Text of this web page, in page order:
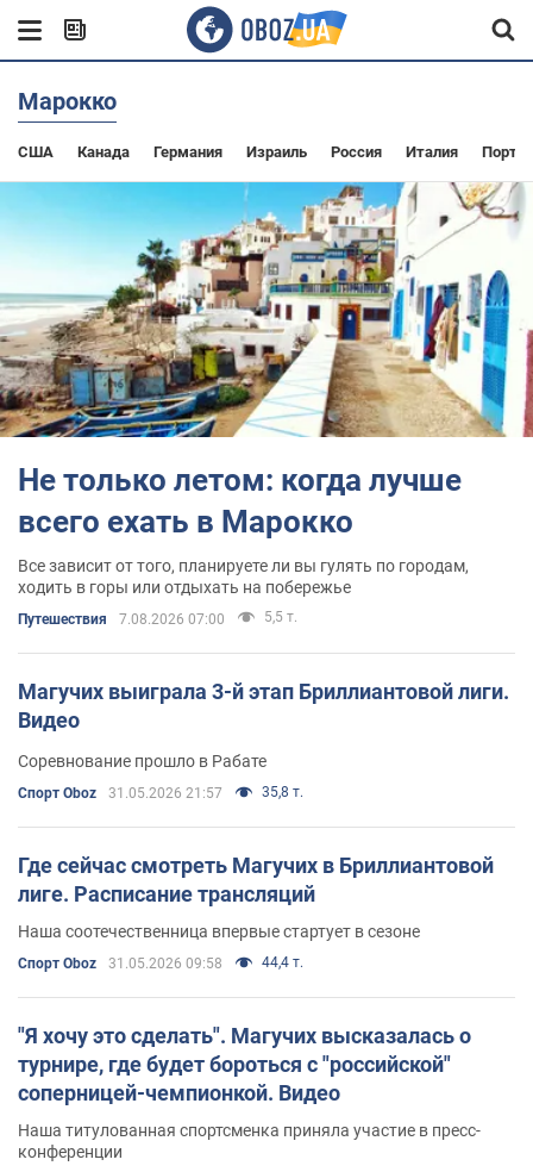
Марокко
США Канада Германия Израиль Россия Италия
Не только летом: когда лучше
всего ехать в Марокко
Все зависит от того, планируете ли вы гулять по городам,
ходить в горы или отдыхать на побережье
Путешествия 7.08.2026 07:00 5,5 т.
Магучих выиграла 3-й этап Бриллиантовой лиги.
Видео
Соревнование прошло в Рабате
Спорт Oboz 31.05.2026 21:57 35,8 т.
Где сейчас смотреть Магучих в Бриллиантовой
лиге. Расписание трансляций
Наша соотечественница впервые стартует в сезоне
Спорт Oboz 31.05.2026 09:58 44,4 т.
"Я хочу это сделать". Магучих высказалась о
турнире, где будет бороться с "российской"
соперницей-чемпионкой. Видео
Наша титулованная спортсменка приняла участие в пресс-
конференции